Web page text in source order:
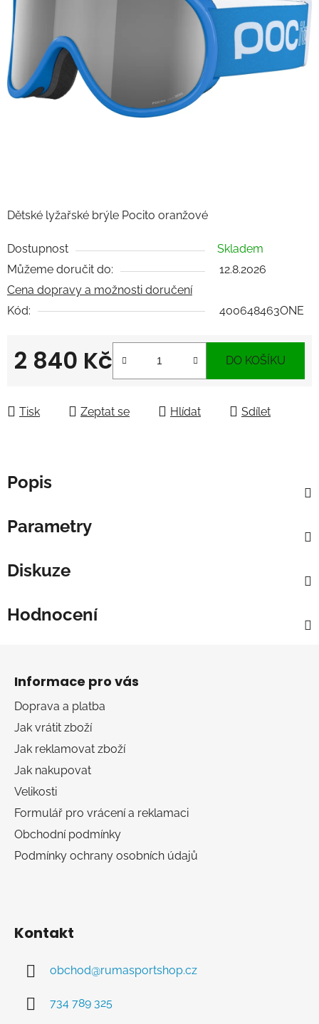
Dětské lyžařské brýle Pocito oranžové
Dostupnost
Skladem
Můžeme doručit do:
12.8.2026
Cena dopravy a možnosti doručení
Kód:
400648463ONE
2 840 Kč DO KOŠÍKU
Tisk Zeptat se Hlídat Sdílet
Popis
Parametry
Diskuze
Hodnocení
Informace pro vás
Doprava a platba
Jak vrátit zboží
Jak reklamovat zboží
Jak nakupovat
Velikosti
Formulář pro vrácení a reklamaci
Obchodní podmínky
Podmínky ochrany osobních údajů
Kontakt
obchod@rumasportshop.cz
734 789 325